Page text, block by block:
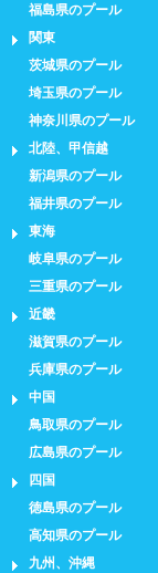
福島県のプール
関東
茨城県のプール
埼玉県のプール
神奈川県のプール
北陸、甲信越
新潟県のプール
福井県のプール
東海
岐阜県のプール
三重県のプール
近畿
滋賀県のプール
兵庫県のプール
中国
鳥取県のプール
広島県のプール
四国
徳島県のプール
高知県のプール
九州、沖縄